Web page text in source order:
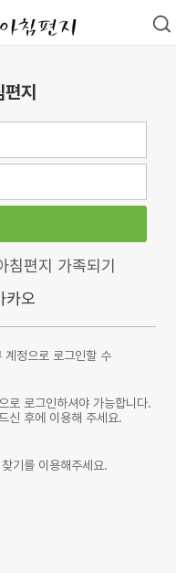
지
침편지 가족되기
계정으로 로그인할 수
로 로그인하셔야 가능합니다.
신 후에 이용해 주세요.
기를 이용해주세요.